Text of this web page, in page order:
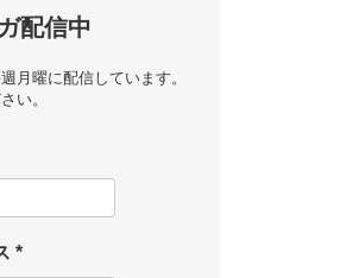
配信中
月曜に配信しています。
い。
*